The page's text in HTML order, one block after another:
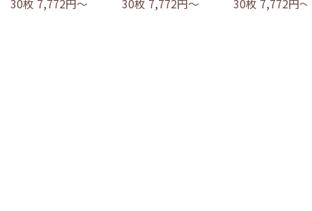
30枚 7,772円～
30枚 7,772円～
30枚 7,772円～